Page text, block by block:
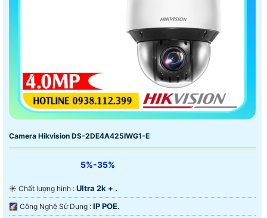
Camera Hikvision DS-2DE4A425IWG1-E
5%-35%
☀️ Chất lượng hình : Ultra 2k + .
🌠 Công Nghệ Sử Dụng : IP POE.